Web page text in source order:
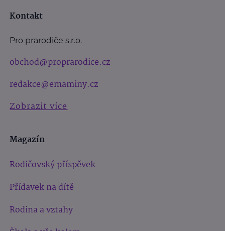
Kontakt
Pro prarodiče s.r.o.
obchod@proprarodice.cz
redakce@emaminy.cz
Zobrazit více
Magazín
Rodičovský příspěvek
Přídavek na dítě
Rodina a vztahy